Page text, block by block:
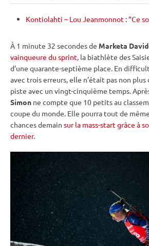
Kontiolahti – Lou Jeanmonnot : “Ce
À 1 minute 32 secondes de Marketa
vainqueure du sprint, la biathlète des
d’une quarante-septième place. En
avec trois erreurs, elle n’était pas non plus
piste avec un vingt-cinquième temps.
Simon ne compte que 10 petits au
coupe du monde. Elle pourra tout de
chances demain sur la mass-start grâce à
dernier.